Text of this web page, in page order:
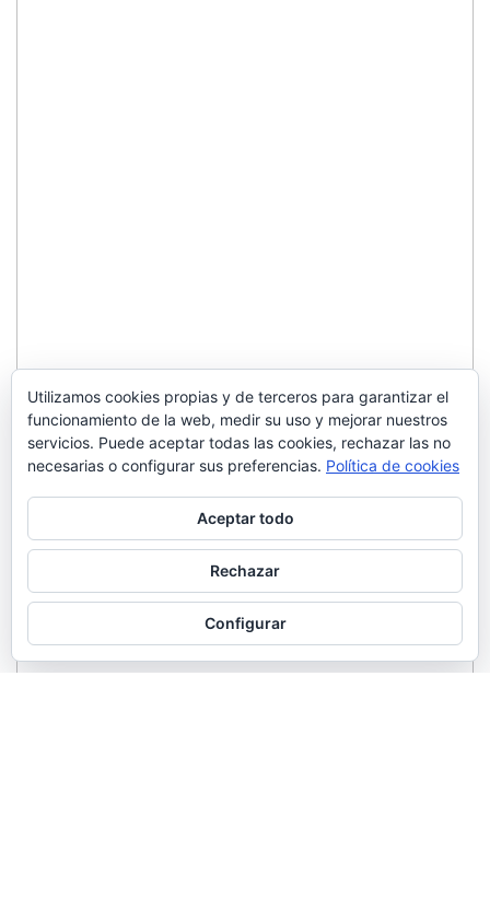
Utilizamos cookies propias y de terceros para garantizar el
funcionamiento de la web, medir su uso y mejorar nuestros
servicios. Puede aceptar todas las cookies, rechazar las no
necesarias o configurar sus preferencias. Política de cookies
Aceptar todo
Rechazar
Configurar